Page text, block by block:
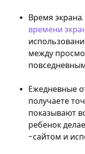
Время
времени
между
Ежедневные
получаете
показывают
ребенок
-сайтом и